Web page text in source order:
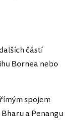
částí
Bornea nebo
spojem
a Penangu